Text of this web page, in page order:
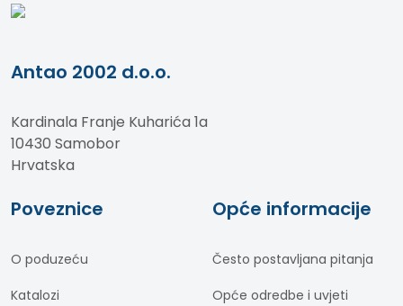
Antao 2002 d.o.o.
Kardinala Franje Kuharića 1a
10430 Samobor
Hrvatska
Poveznice
O poduzeću
Katalozi
Opće informacije
Često postavljana pitanja
Opće odredbe i uvjeti